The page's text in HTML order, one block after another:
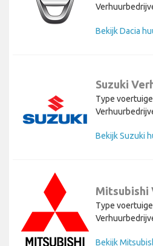
Bekijk Dacia
Suzuki
Type
Bekijk Suzuki
Mitsubishi
Type
Bekijk